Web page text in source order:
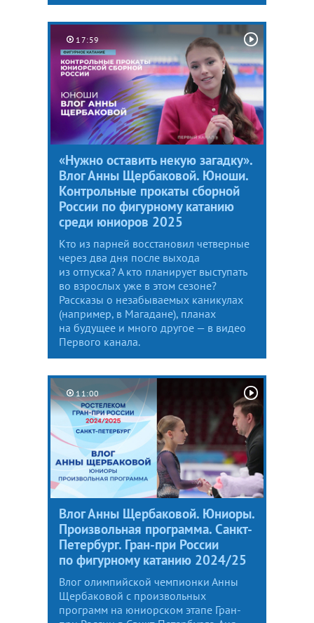
17:59
«Нужно оставить некую загадку».
Влог Анны Щербаковой. Юноши.
Контрольные прокаты сборной
России по фигурному катанию
среди юниоров 2025
Кто из парней восстановил четверные
через два дня после выхода
из отпуска? А кто планирует выступать
во взрослых уже в этом сезоне?
Рассказы о незабываемых каникулах
(например, в Магадане), планах
на будущее и много другое — в видео
Первого канала.
11:00
Влог Анны Щербаковой. Юниоры.
Произвольная программа. Санкт-
Петербург. Гран-при России
по фигурному катанию 2024/25
Влог олимпийской чемпионки Анны
Щербаковой с произвольных
программ на юниорском этапе Гран-